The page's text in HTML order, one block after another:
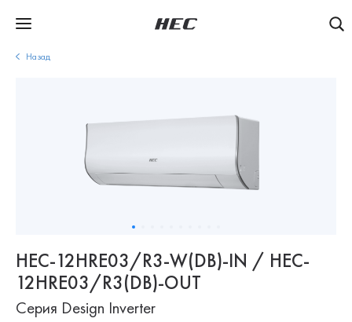
Назад
HEC-12HRE03/R3-W(DB)-IN / HEC-
12HRE03/R3(DB)-OUT
Серия Design Inverter